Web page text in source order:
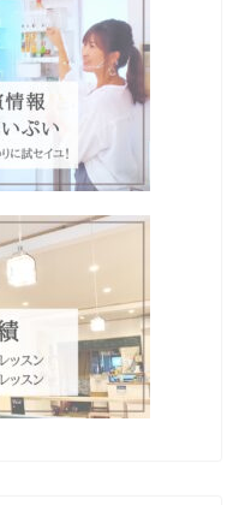
Home
プロフィール